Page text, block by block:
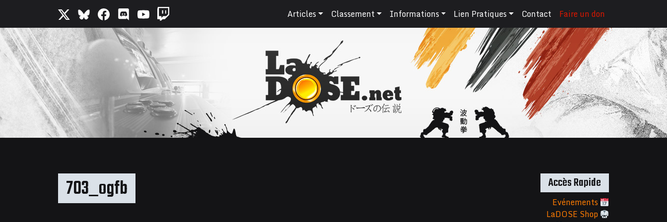
Articles Classement Informations Lien Pratiques Contact Faire un don
703_ogfb Accès Rapide
Evénements
LaDOSE Shop